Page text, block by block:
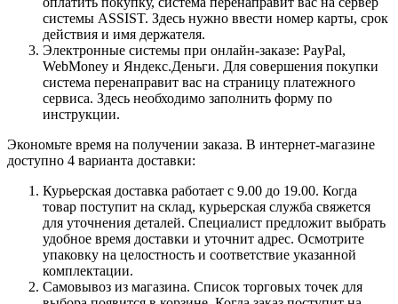
системы ASSIST. Здесь нужно ввести номер карты, срок
действия и имя держателя.
Электронные системы при онлайн-заказе: PayPal,
WebMoney и Яндекс.Деньги. Для совершения покупки
система перенаправит вас на страницу платежного
сервиса. Здесь необходимо заполнить форму по
инструкции.
Экономьте время на получении заказа. В интернет-магазине
доступно 4 варианта доставки:
Курьерская доставка работает с 9.00 до 19.00. Когда
товар поступит на склад, курьерская служба свяжется
для уточнения деталей. Специалист предложит выбрать
удобное время доставки и уточнит адрес. Осмотрите
упаковку на целостность и соответствие указанной
комплектации.
Самовывоз из магазина. Список торговых точек для